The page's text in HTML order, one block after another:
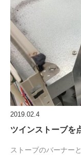
2019.02.4
ツインストーブを
ストーブのバーナー